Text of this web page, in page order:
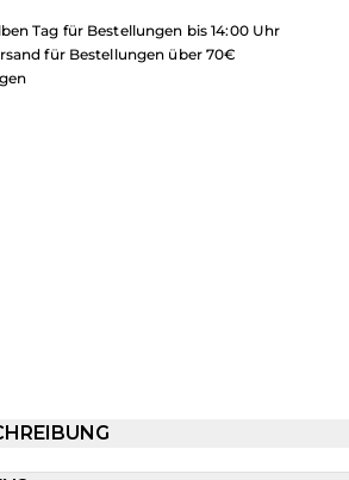
Tag für Bestellungen bis 14:00 Uhr
für Bestellungen über 70€